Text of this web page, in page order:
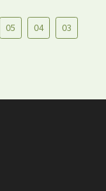
05 04 03